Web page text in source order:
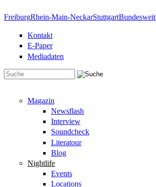
FreiburgRhein-Main-NeckarStuttgartBundesweit
Kontakt
E-Paper
Mediadaten
Magazin
Newsflash
Interview
Soundcheck
Literatour
Blog
Nightlife
Events
Locations